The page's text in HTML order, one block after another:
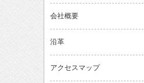
会社概要
沿革
アクセスマップ